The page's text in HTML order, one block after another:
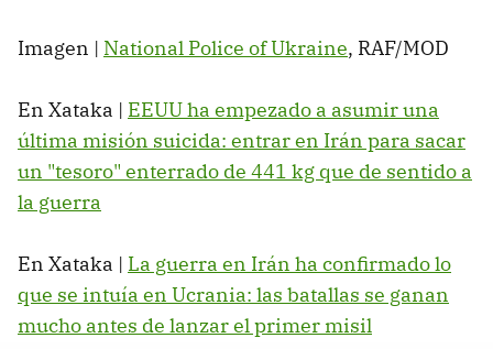
Imagen | National Police of Ukraine, RAF/MOD
En Xataka | EEUU ha empezado a asumir una
última misión suicida: entrar en Irán para sacar
un "tesoro" enterrado de 441 kg que de sentido a
la guerra
En Xataka | La guerra en Irán ha confirmado lo
que se intuía en Ucrania: las batallas se ganan
mucho antes de lanzar el primer misil